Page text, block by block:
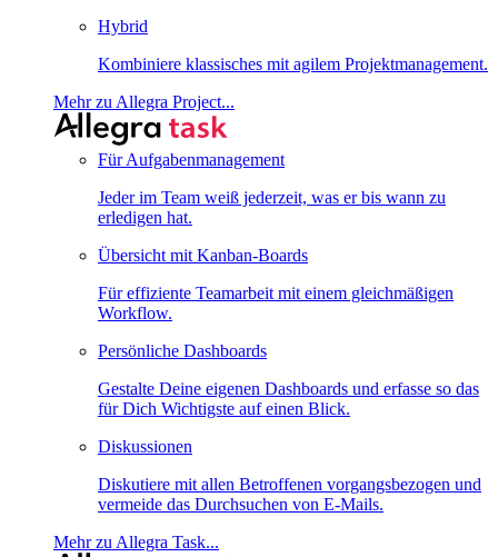
Hybrid
Kombiniere klassisches mit agilem Projektmanagement.
Mehr zu Allegra Project...
Für Aufgabenmanagement
Jeder im Team weiß jederzeit, was er bis wann zu
erledigen hat.
Übersicht mit Kanban-Boards
Für effiziente Teamarbeit mit einem gleichmäßigen
Workflow.
Persönliche Dashboards
Gestalte Deine eigenen Dashboards und erfasse so das
für Dich Wichtigste auf einen Blick.
Diskussionen
Diskutiere mit allen Betroffenen vorgangsbezogen und
vermeide das Durchsuchen von E-Mails.
Mehr zu Allegra Task...